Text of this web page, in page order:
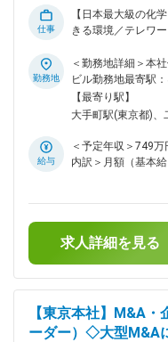
車・航空機部品グ
ング部と連携して
動く自立的なスタ
先訪問）も多く、
に伴う北米・欧州等へ
について： ・出張
仕事
【日本最大級の化
きる環境／テレワーク平均週2日】
技術・素材を "面"
ポジションです。
（例：半導体製造
ど外部機関と対話
内に持ち帰り、関
を越えた調整や、
す。「相手は三菱
提で、当社の幅広
てる仕事です。 （4
フォローアップ 顧
画・運営し、実施
証・PoC・事業化
（本人の志向に応
の事業性を検討し
勤務地
＜勤務地詳細＞本
ビル勤務地最寄駅
煙変更の範囲：会
【最寄り駅】
大手町駅(東京都)、
給与
＜予定年収＞749
内訳＞月額（基本
り、選考を通じて
定手当を含めた表記
求人詳細を見る
【東京本社】M&A
ーダー）◇大型M&A